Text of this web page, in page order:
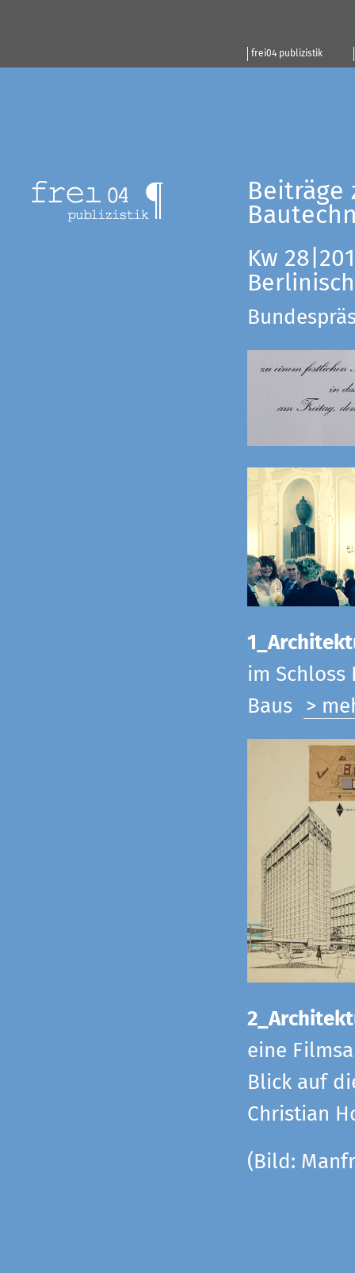
frei04 publizistik
Beiträge
Kw
im Schloss
Baus
>
eine
Blick auf
Christian
(Bild: